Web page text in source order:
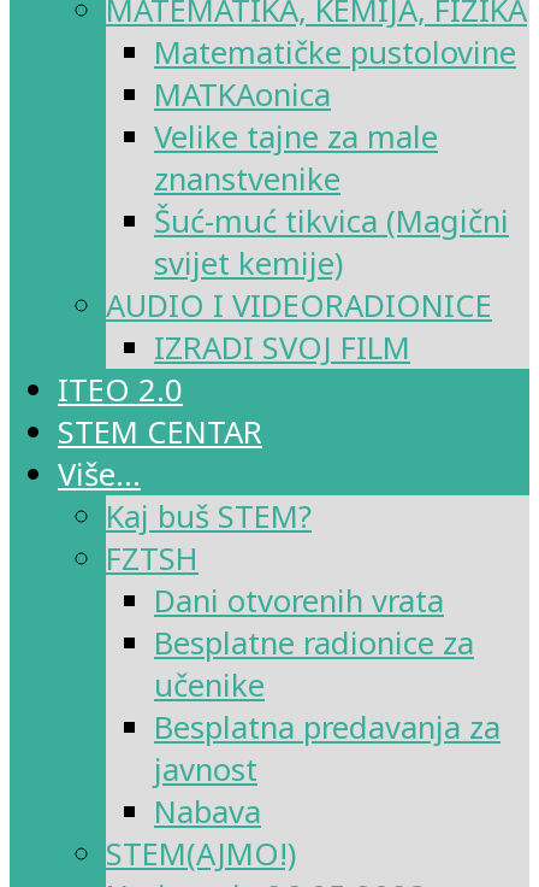
MATEMATIKA, KEMIJA, FIZIKA
Matematičke pustolovine
MATKAonica
Velike tajne za male
znanstvenike
Šuć-muć tikvica (Magični
svijet kemije)
AUDIO I VIDEORADIONICE
IZRADI SVOJ FILM
ITEO 2.0
STEM CENTAR
Više…
Kaj buš STEM?
FZTSH
Dani otvorenih vrata
Besplatne radionice za
učenike
Besplatna predavanja za
javnost
Nabava
STEM(AJMO!)